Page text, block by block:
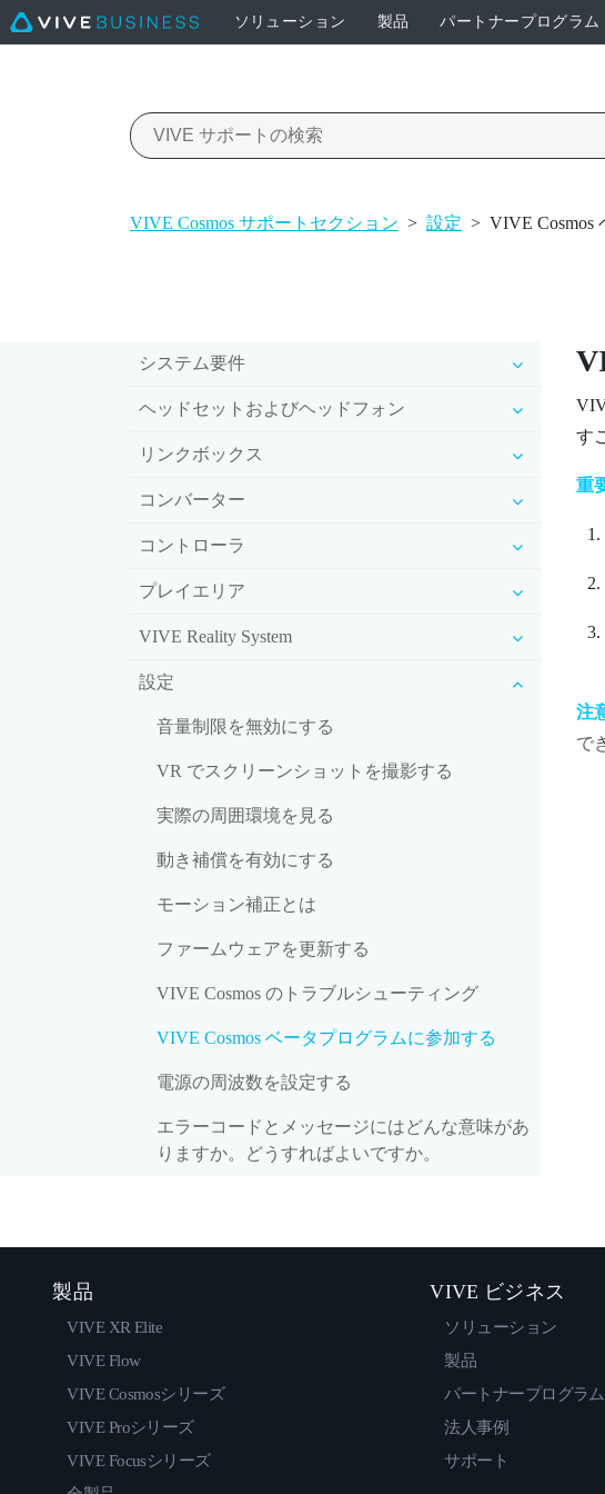
ソリューション 製品 パートナープログラム
VIVE Cosmos サポートセクション > 設定 > VIVE Cosmos
システム要件
ヘッドセットおよびヘッドフォン
リンクボックス
コンバーター
コントローラ
プレイエリア
VIVE Reality System
設定
音量制限を無効にする
VR でスクリーンショットを撮影する
実際の周囲環境を見る
動き補償を有効にする
モーション補正とは
ファームウェアを更新する
VIVE Cosmos のトラブルシューティング
VIVE Cosmos ベータプログラムに参加する
電源の周波数を設定する
エラーコードとメッセージにはどんな意味があ
りますか。どうすればよいですか。
す
重
注
で
製品
VIVE XR Elite
VIVE Flow
VIVE Cosmosシリーズ
VIVE Proシリーズ
VIVE Focusシリーズ
VIVE ビジネス
ソリューション
製品
パートナープログラム
法人事例
サポート